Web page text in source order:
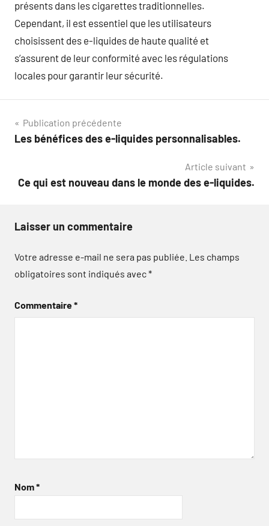
présents dans les cigarettes traditionnelles.
Cependant, il est essentiel que les utilisateurs
choisissent des e-liquides de haute qualité et
s’assurent de leur conformité avec les régulations
locales pour garantir leur sécurité.
Navigation
de
Publication précédente
Les bénéfices des e-liquides personnalisables.
Article suivant
Ce qui est nouveau dans le monde des e-liquides.
Laisser un commentaire
Votre adresse e-mail ne sera pas publiée. Les champs
obligatoires sont indiqués avec*
Commentaire*
Nom*